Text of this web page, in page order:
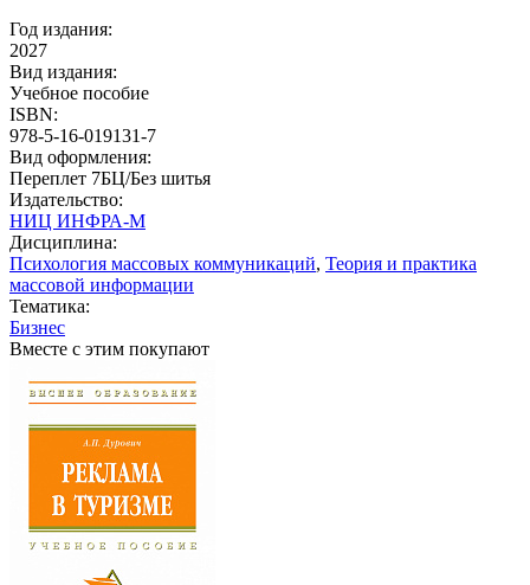
Год издания:
2027
Вид издания:
Учебное пособие
ISBN:
978-5-16-019131-7
Вид оформления:
Переплет 7БЦ/Без шитья
Издательство:
НИЦ ИНФРА-М
Дисциплина:
Психология массовых коммуникаций, Теория и практика
массовой информации
Тематика:
Бизнес
Вместе с этим покупают